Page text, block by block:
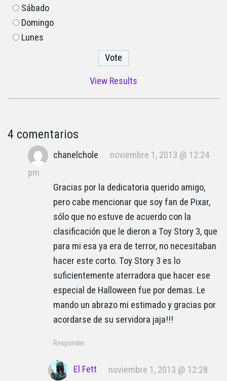
Sábado
Domingo
Lunes
View Results
4 comentarios
chanelchole
noviembre 1, 2013 @ 12:24
pm
Gracias por la dedicatoria querido amigo,
pero cabe mencionar que soy fan de Pixar,
sólo que no estuve de acuerdo con la
clasificación que le dieron a Toy Story 3, que
para mi esa ya era de terror, no necesitaban
hacer este corto. Toy Story 3 es lo
suficientemente aterradora que hacer ese
especial de Halloween fue por demas. Le
mando un abrazo mi estimado y gracias por
acordarse de su servidora jaja!!!
Responder
El Fett
noviembre 1, 2013 @ 12:28